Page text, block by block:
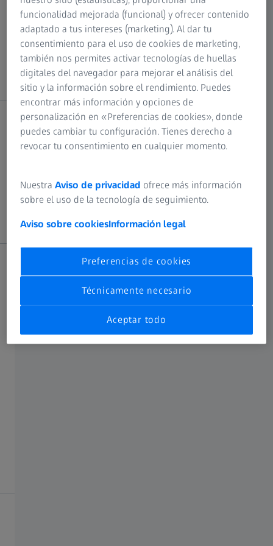
Manuals
ZEISS Conquest V6
ZEISS LRP S3
ZEISS LRP S5
ZEISS Victory HT
ZEISS V8
Spotting Scopes
Manuals
ZEISS Conquest Apia
ZEISS Conquest Gavia
ZEISS Secacam 1
ZEISS Secacam 3 Wide-Angle
funcionalidad mejorada (funcional) y ofrecer contenido
adaptado a tus intereses (marketing). Al dar tu
consentimiento para el uso de cookies de marketing,
también nos permites activar tecnologías de huellas
digitales del navegador para mejorar el análisis del
sitio y la información sobre el rendimiento. Puedes
encontrar más información y opciones de
personalización en «Preferencias de cookies», donde
puedes cambiar tu configuración. Tienes derecho a
revocar tu consentimiento en cualquier momento.
NuestraAviso de privacidad ofrece más información
sobre el uso de la tecnología de seguimiento.
Aviso sobre cookiesInformación legal
Preferencias de cookies
Técnicamente necesario
Aceptar todo